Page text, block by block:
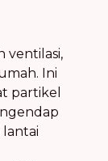
ventilasi,
Ini
partikel
lantai